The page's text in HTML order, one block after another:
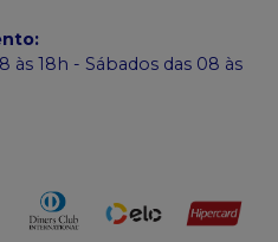
:
às 18h - Sábados das 08 às